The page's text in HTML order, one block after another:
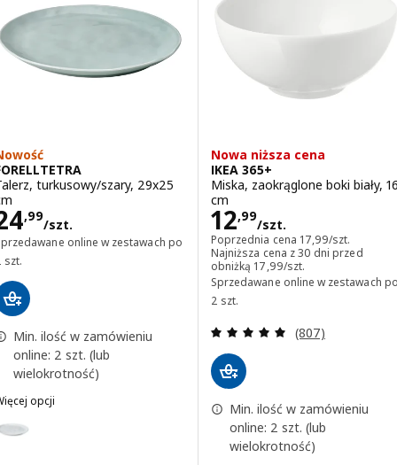
turkusowy/szary, 29x25
,99
/szt.24,99/szt.
online w zestawach po
szt.
Min. ilość w zamówieniu
online: 2 szt. (lub
wielokrotność)
opcji
FORELLTETRA, Talerz, biały, 29x25 cm
Nowa niższa cena
IKEA 365+
Miska, zaokrąglone boki biały,
cm
12,99
/szt.
Cena 12,99/szt.
Poprzednia cena 17,99/szt.
Poprzednia cena
Najniższa cena z 30 dni przed
obniżką 17,99/szt.
Najniższa cena z 30 dni
Sprzedawane online w zestawach
2 szt.
Recenzja: 4.9
(807)
Min. ilość w zamówieniu
online: 2 szt. (lub
wielokrotność)